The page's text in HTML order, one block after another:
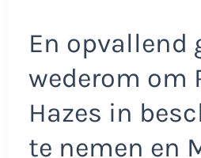
En opvallend
wederom om
Hazes in
te nemen en